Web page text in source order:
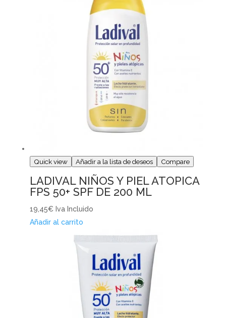
Quick view Añadir a la lista de deseos Compare
LADIVAL NIÑOS Y PIEL ATOPICA
FPS 50+ SPF DE 200 ML
19,45€ Iva Incluido
Añadir al carrito